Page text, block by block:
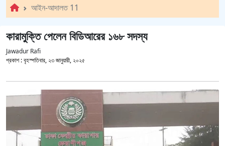
আইন-আদালত 11
কারামুক্তি পেলেন বিডিআরের ১৬৮ সদস্য
Jawadur Rafi
প্রকাশ :বৃহস্পতিবার, ২৩ জানুয়ারী, ২০২৫